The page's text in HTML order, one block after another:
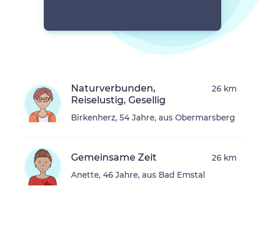
Naturverbunden,
Reiselustig, Gesellig
Birkenherz, 54 Jahre, aus Obermarsberg
26 km
Gemeinsame Zeit
Anette, 46 Jahre, aus Bad Emstal
26 km